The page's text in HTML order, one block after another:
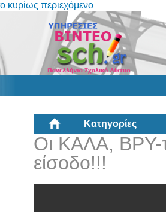
κυρίως περιεχόμενο
Κατηγορίες
Οι ΚΑΛΑ, ΒΡΥ-
είσοδο!!!